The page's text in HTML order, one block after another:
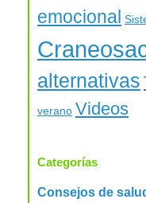
emocional
alternativas
verano Videos
Categorías
Consejos de